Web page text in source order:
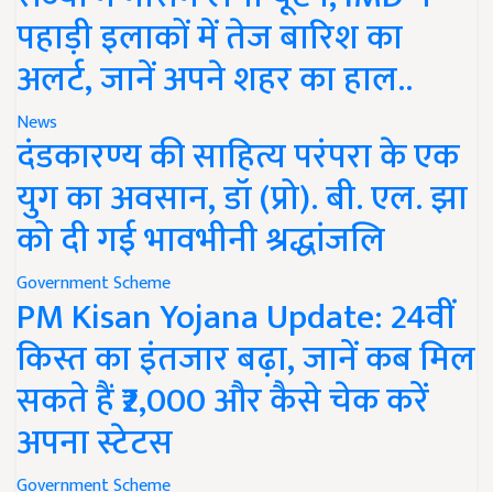
पहाड़ी इलाकों में तेज बारिश का
अलर्ट, जानें अपने शहर का हाल..
News
दंडकारण्य की साहित्य परंपरा के एक
युग का अवसान, डॉ (प्रो). बी. एल. झा
को दी गई भावभीनी श्रद्धांजलि
Government Scheme
PM Kisan Yojana Update: 24वीं
किस्त का इंतजार बढ़ा, जानें कब मिल
सकते हैं ₹2,000 और कैसे चेक करें
अपना स्टेटस
Government Scheme